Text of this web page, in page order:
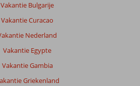
Vakantie Bulgarije
Vakantie Curacao
Nederland
Vakantie Egypte
Vakantie Gambia
Griekenland